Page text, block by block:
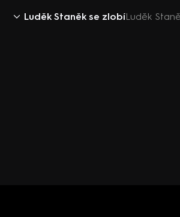
Luděk Staněk se zlobí